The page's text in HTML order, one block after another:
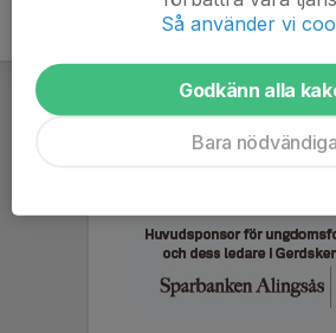
Så använder vi
Godkänn alla
Bara nödvändiga